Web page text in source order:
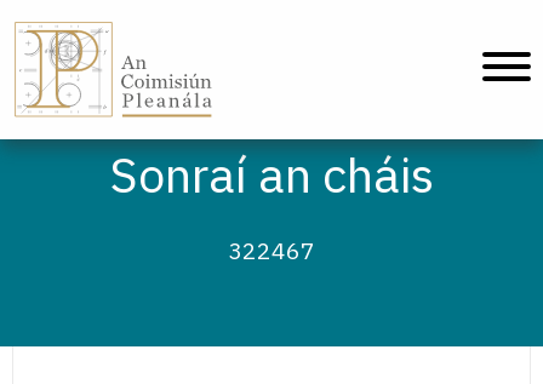
Sonraí an cháis
322467